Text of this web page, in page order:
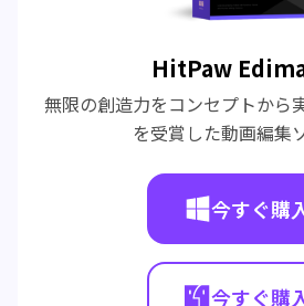
HitPaw
無限の創造力をコンセプトから
を受賞した動画編集
今すぐ購
今すぐ購